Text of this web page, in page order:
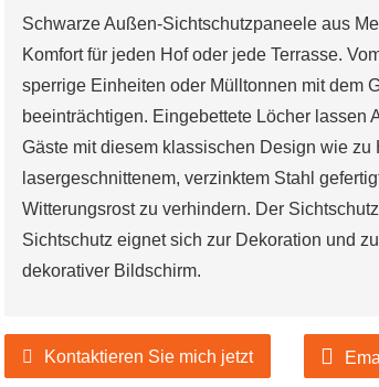
Schwarze Außen-Sichtschutzpaneele aus
Komfort für jeden Hof oder jede Terrasse.
sperrige Einheiten oder Mülltonnen mit dem
beeinträchtigen. Eingebettete Löcher lassen
Gäste mit diesem klassischen Design wie
lasergeschnittenem, verzinktem Stahl
Witterungsrost zu verhindern. Der
Sichtschutz eignet sich zur Dekoration und
dekorativer Bildschirm.
Kontaktieren Sie mich jetzt